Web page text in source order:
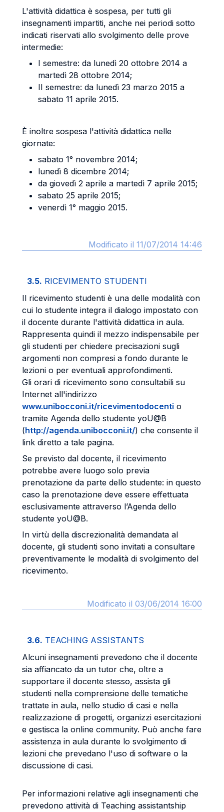
L'attività didattica è sospesa, per tutti gli
insegnamenti impartiti, anche nei periodi sotto
indicati riservati allo svolgimento delle prove
intermedie:
I semestre: da lunedì 20 ottobre 2014 a
martedì 28 ottobre 2014;
II semestre: da lunedì 23 marzo 2015 a
sabato 11 aprile 2015.
È inoltre sospesa l'attività didattica nelle
giornate:
sabato 1° novembre 2014;
lunedì 8 dicembre 2014;
da giovedì 2 aprile a martedì 7 aprile 2015;
sabato 25 aprile 2015;
venerdì 1° maggio 2015.
Modificato il 11/07/2014 14:46
3.5. RICEVIMENTO STUDENTI
Il ricevimento studenti è una delle modalità con
cui lo studente integra il dialogo impostato con
il docente durante l'attività didattica in aula.
Rappresenta quindi il mezzo indispensabile per
gli studenti per chiedere precisazioni sugli
argomenti non compresi a fondo durante le
lezioni o per eventuali approfondimenti.
Gli orari di ricevimento sono consultabili su
Internet all'indirizzo
www.unibocconi.it/ricevimentodocenti o
tramite Agenda dello studente yoU@B
(http://agenda.unibocconi.it/) che consente il
link diretto a tale pagina.
Se previsto dal docente, il ricevimento
potrebbe avere luogo solo previa
prenotazione da parte dello studente: in questo
caso la prenotazione deve essere effettuata
esclusivamente attraverso l’Agenda dello
studente yoU@B.
In virtù della discrezionalità demandata al
docente, gli studenti sono invitati a consultare
preventivamente le modalità di svolgimento del
ricevimento.
Modificato il 03/06/2014 16:00
3.6. TEACHING ASSISTANTS
Alcuni insegnamenti prevedono che il docente
sia affiancato da un tutor che, oltre a
supportare il docente stesso, assista gli
studenti nella comprensione delle tematiche
trattate in aula, nello studio di casi e nella
realizzazione di progetti, organizzi esercitazioni
e gestisca la online community. Può anche fare
assistenza in aula durante lo svolgimento di
lezioni che prevedano l'uso di software o la
discussione di casi.
Per informazioni relative agli insegnamenti che
prevedono attività di Teaching assistantship